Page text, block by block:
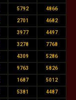
5792 4866
2701 4682
3977 4497
3278 7768
4309 5286
9763 5826
1687 5012
5381 4487